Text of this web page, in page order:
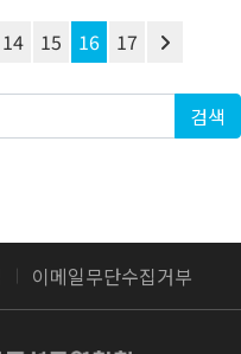
14 15 16 17
검색
이메일무단수집거부